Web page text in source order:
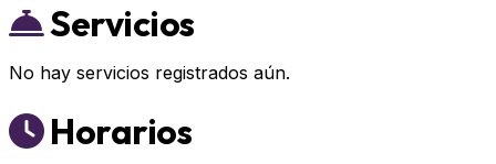
Servicios
No hay servicios registrados aún.
Horarios